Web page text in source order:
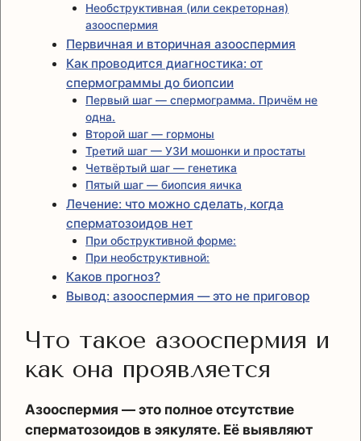
Необструктивная (или секреторная)
азооспермия
Первичная и вторичная азооспермия
Как проводится диагностика: от
спермограммы до биопсии
Первый шаг — спермограмма. Причём не
одна.
Второй шаг — гормоны
Третий шаг — УЗИ мошонки и простаты
Четвёртый шаг — генетика
Пятый шаг — биопсия яичка
Лечение: что можно сделать, когда
сперматозоидов нет
При обструктивной форме:
При необструктивной:
Каков прогноз?
Вывод: азооспермия — это не приговор
Что такое азооспермия и
как она проявляется
Азооспермия — это полное отсутствие
сперматозоидов в эякуляте. Её выявляют